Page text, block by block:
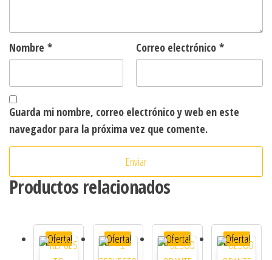
Nombre * Correo electrónico *
Guarda mi nombre, correo electrónico y web en este
navegador para la próxima vez que comente.
Productos relacionados
¡Oferta! ¡Oferta! ¡Oferta! ¡Oferta!